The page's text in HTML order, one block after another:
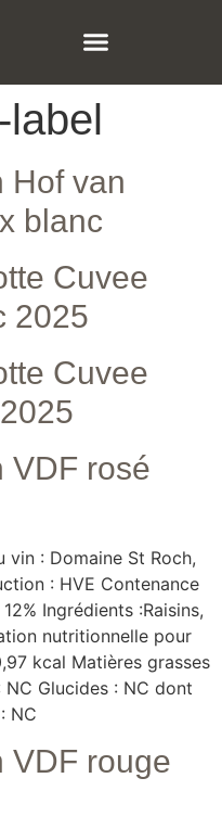
label
Hof van
blanc
Cuvee
2025
Cuvee
VDF rosé
: Domaine St Roch,
: HVE Contenance
Ingrédients :Raisins,
nutritionnelle pour
kcal Matières grasses
Glucides : NC dont
NC
VDF rouge